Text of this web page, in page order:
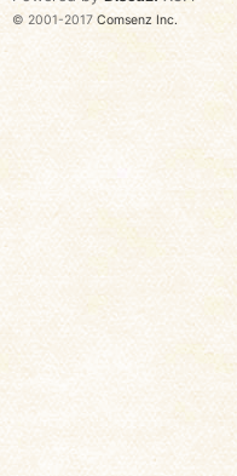
© 2001-2017 Comsenz Inc.